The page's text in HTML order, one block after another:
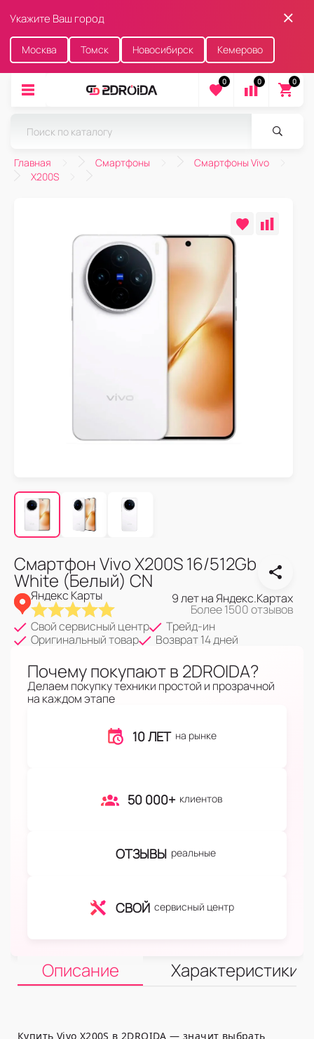
Укажите Ваш город
Москва Томск Новосибирск Кемерово
0 0 0
Главная Смартфоны
Смартфоны Vivo
X200S
Смартфон Vivo X200S 16/512Gb
White (Белый) CN
Яндекс Карты 9 лет на Яндекс.Картах
Более 1500 отзывов
Свой сервисный центр
Трейд-ин
Оригинальный товар
Возврат 14 дней
Почему покупают в 2DROIDA?
Делаем покупку техники простой и прозрачной
на каждом этапе
10 ЛЕТ на рынке
50 000+ клиентов
ОТЗЫВЫ реальные
СВОЙ сервисный центр
Описание Характеристики
Купить Vivo X200S в 2DROIDA — значит выбрать